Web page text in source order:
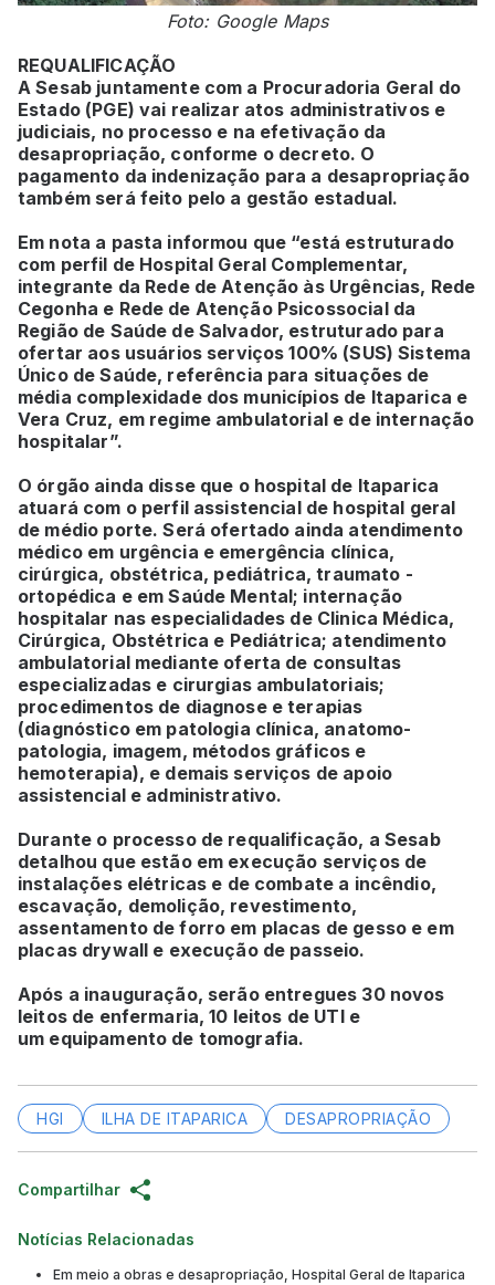
Foto: Google Maps
REQUALIFICAÇÃO
A Sesab juntamente com a Procuradoria Geral do
Estado (PGE) vai realizar atos administrativos e
judiciais, no processo e na efetivação da
desapropriação, conforme o decreto. O
pagamento da indenização para a desapropriação
também será feito pelo a gestão estadual.
Em nota a pasta informou que “está estruturado
com perfil de Hospital Geral Complementar,
integrante da Rede de Atenção às Urgências, Rede
Cegonha e Rede de Atenção Psicossocial da
Região de Saúde de Salvador, estruturado para
ofertar aos usuários serviços 100% (SUS) Sistema
Único de Saúde, referência para situações de
média complexidade dos municípios de Itaparica e
Vera Cruz, em regime ambulatorial e de internação
hospitalar”.
O órgão ainda disse que o hospital de Itaparica
atuará com o perfil assistencial de hospital geral
de médio porte. Será ofertado ainda atendimento
médico em urgência e emergência clínica,
cirúrgica, obstétrica, pediátrica, traumato -
ortopédica e em Saúde Mental; internação
hospitalar nas especialidades de Clinica Médica,
Cirúrgica, Obstétrica e Pediátrica; atendimento
ambulatorial mediante oferta de consultas
especializadas e cirurgias ambulatoriais;
procedimentos de diagnose e terapias
(diagnóstico em patologia clínica, anatomo-
patologia, imagem, métodos gráficos e
hemoterapia), e demais serviços de apoio
assistencial e administrativo.
Durante o processo de requalificação, a Sesab
detalhou que estão em execução serviços de
instalações elétricas e de combate a incêndio,
escavação, demolição, revestimento,
assentamento de forro em placas de gesso e em
placas drywall e execução de passeio.
Após a inauguração, serão entregues 30 novos
leitos de enfermaria, 10 leitos de UTI e
um equipamento de tomografia.
HGI ILHA DE ITAPARICA DESAPROPRIAÇÃO
Compartilhar
Notícias Relacionadas
Em meio a obras e desapropriação, Hospital Geral de Itaparica